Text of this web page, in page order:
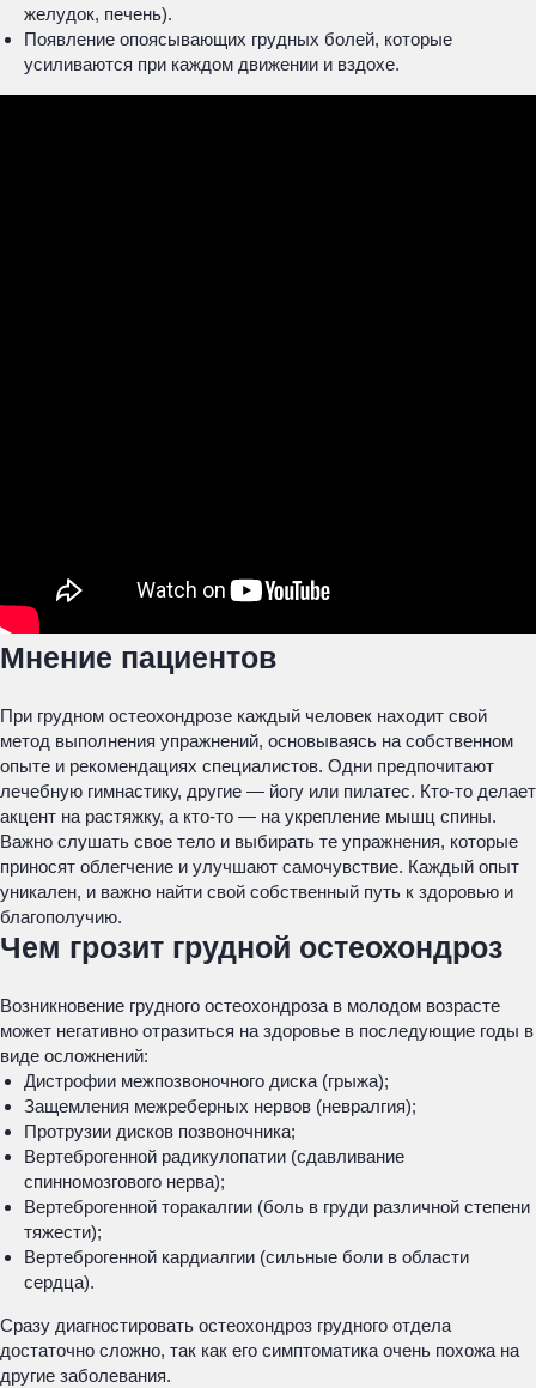
желудок, печень).
Появление опоясывающих грудных болей, которые
усиливаются при каждом движении и вздохе.
Мнение пациентов
При грудном остеохондрозе каждый человек находит свой
метод выполнения упражнений, основываясь на собственном
опыте и рекомендациях специалистов. Одни предпочитают
лечебную гимнастику, другие — йогу или пилатес. Кто-то делает
акцент на растяжку, а кто-то — на укрепление мышц спины.
Важно слушать свое тело и выбирать те упражнения, которые
приносят облегчение и улучшают самочувствие. Каждый опыт
уникален, и важно найти свой собственный путь к здоровью и
благополучию.
Чем грозит грудной остеохондроз
Возникновение грудного остеохондроза в молодом возрасте
может негативно отразиться на здоровье в последующие годы в
виде осложнений:
Дистрофии межпозвоночного диска (грыжа);
Защемления межреберных нервов (невралгия);
Протрузии дисков позвоночника;
Вертеброгенной радикулопатии (сдавливание
спинномозгового нерва);
Вертеброгенной торакалгии (боль в груди различной степени
тяжести);
Вертеброгенной кардиалгии (сильные боли в области
сердца).
Сразу диагностировать остеохондроз грудного отдела
достаточно сложно, так как его симптоматика очень похожа на
другие заболевания.